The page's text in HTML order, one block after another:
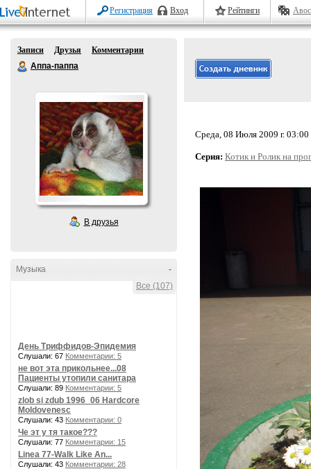
Регистрация Вход Рейтинги
Записи Друзья
Комментарии
Аппа-паппа
В друзья
-
Музыка
Все (107)
День Триффидов-Эпидемия
Слушали: 67 Комментарии: 5
не вот эта прикольнее...08
Пациенты утопили санитара
Слушали: 89 Комментарии: 5
zlob si zdub 1996_06 Hardcore
Moldovenesc
Слушали: 43 Комментарии: 0
Че эт у тя такое???
Слушали: 77 Комментарии: 15
Linea 77-Walk Like An...
Слушали: 43 Комментарии: 28
Среда, 08 Июля 2009 г. 03:00
Серия: Котик и Ролик на